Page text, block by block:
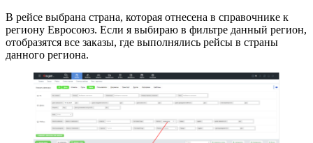
В рейсе выбрана страна, которая отнесена в справочнике к
региону Евросоюз. Если я выбираю в фильтре данный регион,
отобразятся все заказы, где выполнялись рейсы в страны
данного региона.